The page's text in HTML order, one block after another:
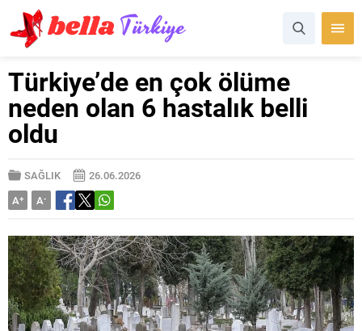
Türkiye’de en çok ölüme
neden olan 6 hastalık belli
oldu
SAĞLIK
26.06.2026
A+ A-